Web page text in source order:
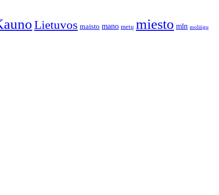
Lietuvos maisto mano metų miesto mln moliūgų